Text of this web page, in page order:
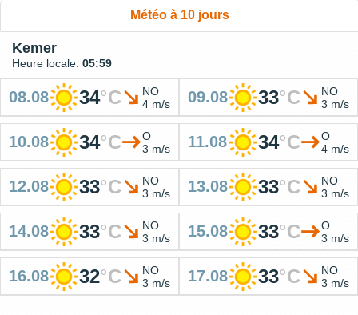
Météo à 10 jours
Kemer
Heure locale: 05:59
08.08 34°C
NO
4 m/s
09.08 33°C
NO
3 m/s
10.08 34°C
O
3 m/s
11.08 34°C
O
4 m/s
12.08 33°C
NO
3 m/s
13.08 33°C
NO
3 m/s
14.08 33°C
NO
3 m/s
15.08 33°C
O
3 m/s
16.08 32°C
NO
3 m/s
17.08 33°C
NO
3 m/s